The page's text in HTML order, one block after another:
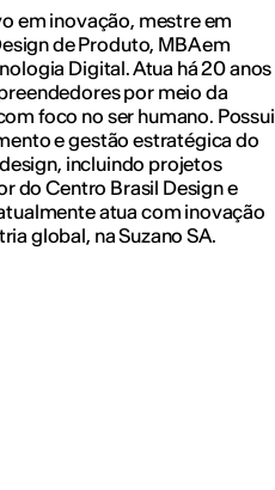
em inovação, mestre em
de Produto, MBA em
Digital. Atua há 20 anos
por meio da
foco no ser humano. Possui
e gestão estratégica do
incluindo projetos
do Centro Brasil Design e
atua com inovação
global, na Suzano SA.